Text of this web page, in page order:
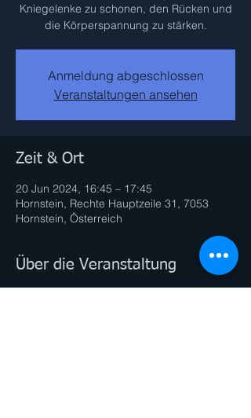
Kniegelenke zu schonen, den Rücken und
die Körperspannung zu stärken.
Anmeldung abgeschlossen
Veranstaltungen ansehen
Zeit & Ort
20 Jun 2024, 16:45 – 17:45
Hornstein, Rechte Hauptzeile 31, 7053
Hornstein, Österreich
Über die Veranstaltung